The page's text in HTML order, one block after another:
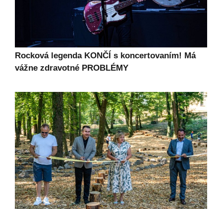
Rocková legenda KONČÍ s koncertovaním! Má
vážne zdravotné PROBLÉMY